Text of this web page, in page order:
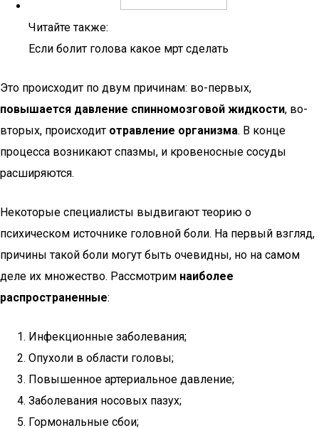
Читайте также:
Если болит голова какое мрт сделать
Это происходит по двум причинам: во-первых,
повышается давление спинномозговой жидкости, во-
вторых, происходит отравление организма. В конце
процесса возникают спазмы, и кровеносные сосуды
расширяются.
Некоторые специалисты выдвигают теорию о
психическом источнике головной боли. На первый взгляд,
причины такой боли могут быть очевидны, но на самом
деле их множество. Рассмотрим наиболее
распространенные:
Инфекционные заболевания;
Опухоли в области головы;
Повышенное артериальное давление;
Заболевания носовых пазух;
Гормональные сбои;